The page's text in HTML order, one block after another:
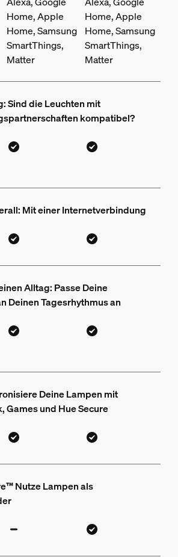
Home, Apple
Home, Samsung
SmartThings,
Matter
Home, Apple
Home, Samsung
SmartThings,
Matter
Sind die Leuchten mit
kompatibel?
Mit einer Internetverbindung
Alltag: Passe Deine
Deinen Tagesrhythmus an
Deine Lampen mit
Games und Hue Secure
Nutze Lampen als